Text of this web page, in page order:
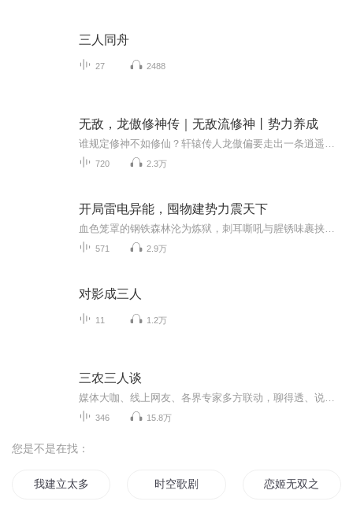
三人同舟
27 2488
无敌，龙傲修神传｜无敌流修神丨势力养成
720 2.3万
开局雷电异能，囤物建势力震天下
571 2.9万
对影成三人
11 1.2万
三农三人谈
346 15.8万
您是不是在找：
我建立太多势力了 时空歌剧 恋姬无双之新势力